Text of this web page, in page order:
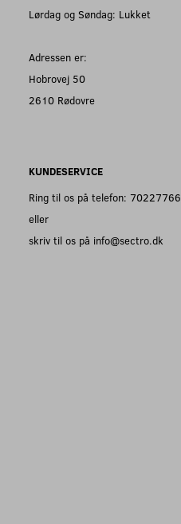
Lørdag og Søndag: Lukket
Adressen er:
Hobrovej 50
2610 Rødovre
KUNDESERVICE
Ring til os på telefon: 70227766
eller
skriv til os på info@sectro.dk